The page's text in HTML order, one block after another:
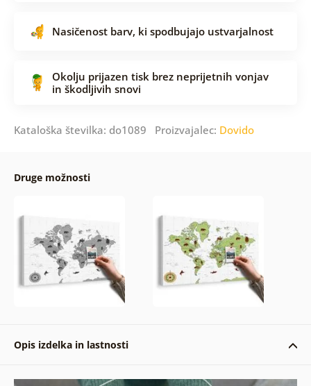
Nasičenost barv, ki spodbujajo ustvarjalnost
Okolju prijazen tisk brez neprijetnih vonjav
in škodljivih snovi
Kataloška številka: do1089 Proizvajalec: Dovido
Druge možnosti
Opis izdelka in lastnosti